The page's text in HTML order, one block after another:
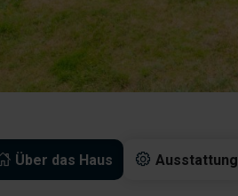
Über das Haus Ausstattung